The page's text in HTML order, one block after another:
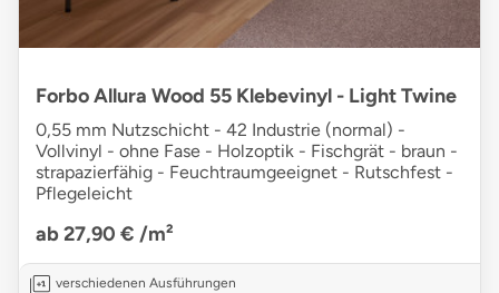
Forbo Allura Wood 55 Klebevinyl - Light Twine
0,55 mm Nutzschicht - 42 Industrie (normal) -
Vollvinyl - ohne Fase - Holzoptik - Fischgrät - braun -
strapazierfähig - Feuchtraumgeeignet - Rutschfest -
Pflegeleicht
ab 27,90 € /m²
verschiedenen Ausführungen